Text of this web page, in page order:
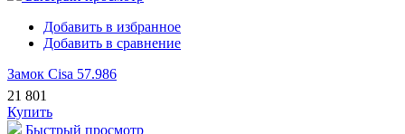
Добавить в избранное
Добавить в сравнение
Замок Cisa 57.986
21 801
Купить
Быстрый просмотр